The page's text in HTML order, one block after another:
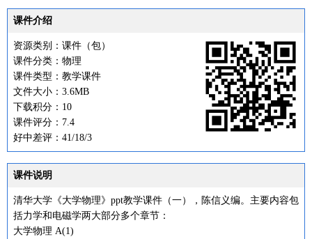
课件介绍
资源类别：课件（包）
课件分类：物理
课件类型：教学课件
文件大小：3.6MB
下载积分：10
课件评分：7.4
好中差评：41/18/3
课件说明
清华大学《大学物理》ppt教学课件（一），陈信义编。主要内容包
括力学和电磁学两大部分多个章节：
大学物理 A(1)